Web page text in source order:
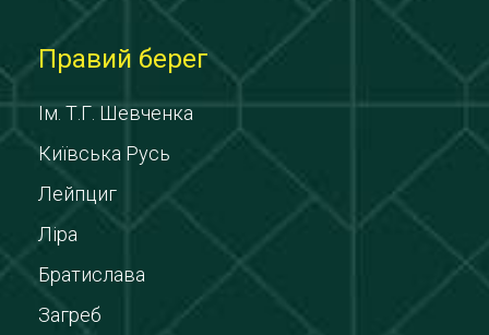
Правий берег
Ім. Т.Г. Шевченка
Київська Русь
Лейпциг
Ліра
Братислава
Загреб